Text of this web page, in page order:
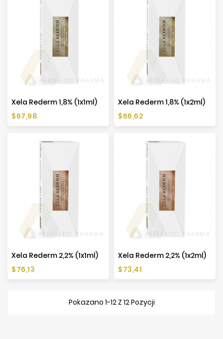
Xela Rederm 1,8% (1x1ml)
Cena
$67,98
Xela Rederm 1,8% (1x2ml)
Cena
$66,62
Xela Rederm 2,2% (1x1ml)
Cena
$76,13
Xela Rederm 2,2% (1x2ml)
Cena
$73,41
Pokazano 1-12 Z 12 Pozycji